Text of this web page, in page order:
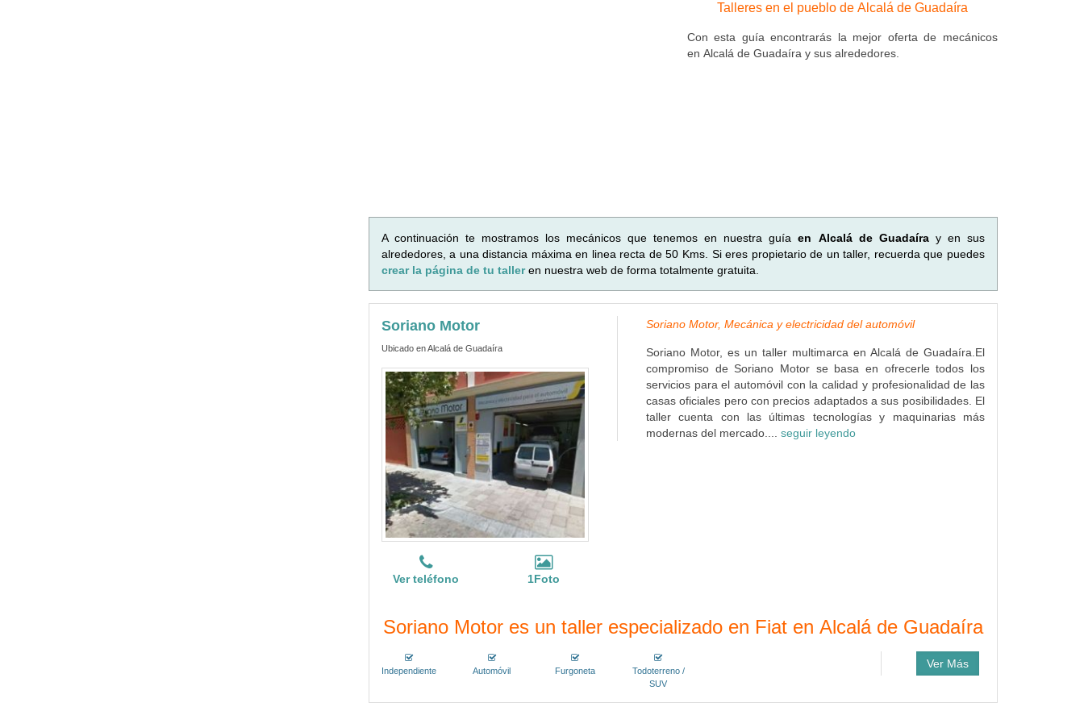
Talleres en el pueblo de Alcalá de Guadaíra
Con esta guía encontrarás la mejor oferta de mecánicos
en Alcalá de Guadaíra y sus alrededores.
A continuación te mostramos los mecánicos que tenemos en nuestra guíaen Alcalá de Guadaíray en sus
alrededores, a una distancia máxima en linea recta de 50 Kms. Si eres propietario de un taller, recuerda que puedes
crear la página de tu talleren nuestra web de forma totalmente gratuita.
Soriano Motor
Ubicado en Alcalá de Guadaíra
Ver teléfono 1Foto
Soriano Motor, Mecánica y electricidad del automóvil
Soriano Motor, es un taller multimarca en Alcalá de Guadaíra.El
compromiso de Soriano Motor se basa en ofrecerle todos los
servicios para el automóvil con la calidad y profesionalidad de las
casas oficiales pero con precios adaptados a sus posibilidades. El
taller cuenta con las últimas tecnologías y maquinarias más
modernas del mercado.... seguir leyendo
Soriano Motor es un taller especializado en Fiat en Alcalá de Guadaíra
Independiente Automóvil Furgoneta
Todoterreno /
SUV
Ver Más